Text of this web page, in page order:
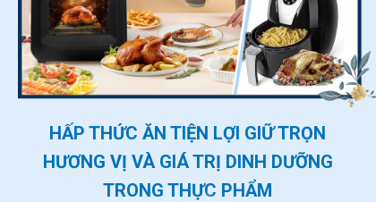
HẤP THỨC ĂN TIỆN LỢI GIỮ TRỌN
HƯƠNG VỊ VÀ GIÁ TRỊ DINH DƯỠNG
TRONG THỰC PHẨM